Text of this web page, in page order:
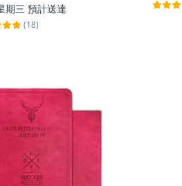
期三 預計送達
(18)